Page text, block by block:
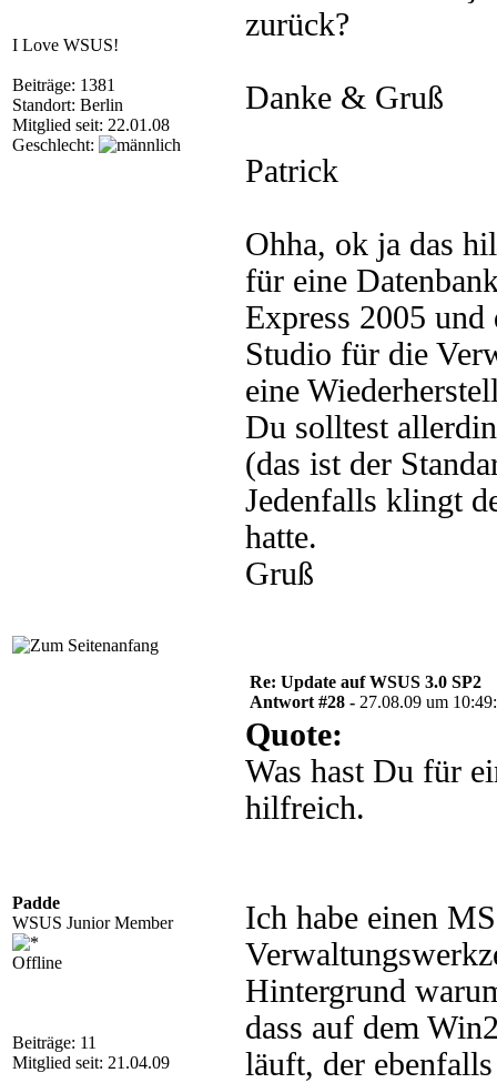
I Love WSUS!
Beiträge: 1381
Standort: Berlin
Mitglied seit: 22.01.08
Geschlecht:
zurück?
Danke & Gruß
Patrick
Ohha, ok ja das
für eine
Express 2005 und
Studio für die
eine
Du solltest
(das ist der
Jedenfalls klingt
hatte.
Gruß
Padde
WSUS Junior Member
Offline
Beiträge: 11
Mitglied seit: 21.04.09
Re: Update auf WSUS 3.0 SP2
Antwort #28 - 27.08.09 um
Quote:
Was hast Du für
hilfreich.
Ich habe einen
Hintergrund
dass auf dem
läuft, der